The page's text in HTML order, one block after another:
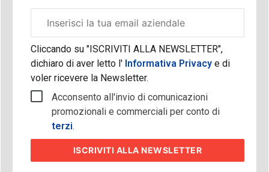
aziendale
Cliccando su "ISCRIVITI ALLA NEWSLETTER",
dichiaro di aver letto l'Informativa Privacy e di
voler ricevere la Newsletter.
Acconsento all'invio di comunicazioni
promozionali e commerciali per conto di
terzi.
ISCRIVITI ALLA NEWSLETTER